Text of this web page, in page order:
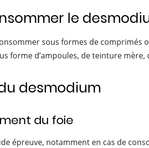
le
sous formes de comprimés
forme d’ampoules, de teinture mère,
desmodium
du foie
épreuve, notamment en cas de